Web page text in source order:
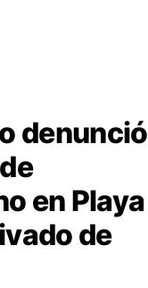
denunció
en Playa
de